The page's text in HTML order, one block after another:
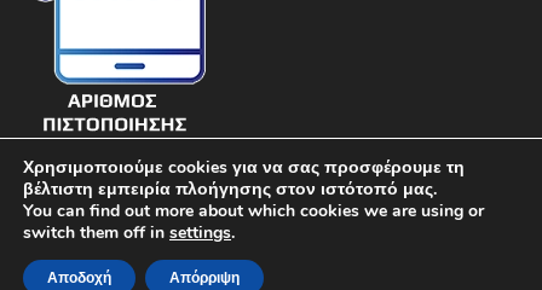
© DIAVIMA.GR - «ΔΙΑΒΗΜΑ» ΕΒΔΟΜΑΔΙΑΙΑ ΠΟΛΙΤΙΚΗ ΣΑΤΙΡΙΚΗ
Χρησιμοποιούμε cookies για να σας προσφέρουμε τη
βέλτιστη εμπειρία πλοήγησης στον ιστότοπό μας.
You can find out more about which cookies we are using or
switch them off in settings.
Αποδοχή Απόρριψη